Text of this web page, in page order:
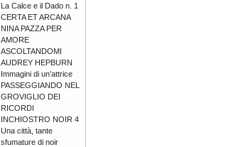
La Calce e il Dado n. 1
CERTA ET ARCANA
NINA PAZZA PER
AMORE
ASCOLTANDOMI
AUDREY HEPBURN
Immagini di un’attrice
PASSEGGIANDO NEL
GROVIGLIO DEI
RICORDI
INCHIOSTRO NOIR 4
Una città, tante
sfumature di noir